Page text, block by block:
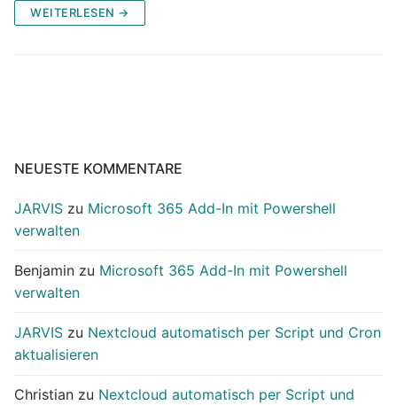
WEITERLESEN →
NEUESTE KOMMENTARE
JARVIS zu Microsoft 365 Add-In mit Powershell
verwalten
Benjamin zu Microsoft 365 Add-In mit Powershell
verwalten
JARVIS zu Nextcloud automatisch per Script und Cron
aktualisieren
Christian zu Nextcloud automatisch per Script und